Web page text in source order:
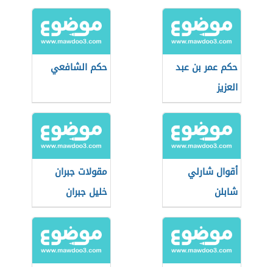
حكم عمر بن عبد
العزيز
حكم الشافعي
أقوال شارلي
شابلن
مقولات جبران
خليل جبران